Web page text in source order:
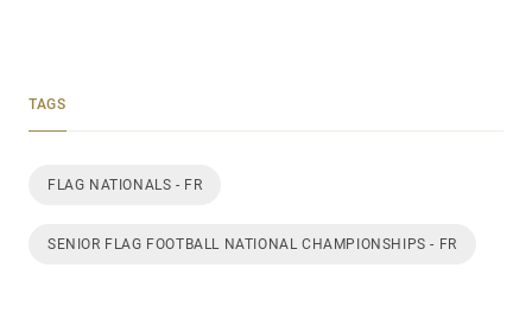
TAGS
FLAG NATIONALS - FR
SENIOR FLAG FOOTBALL NATIONAL CHAMPIONSHIPS - FR